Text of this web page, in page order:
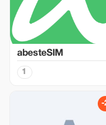
abesteSIM
1
-